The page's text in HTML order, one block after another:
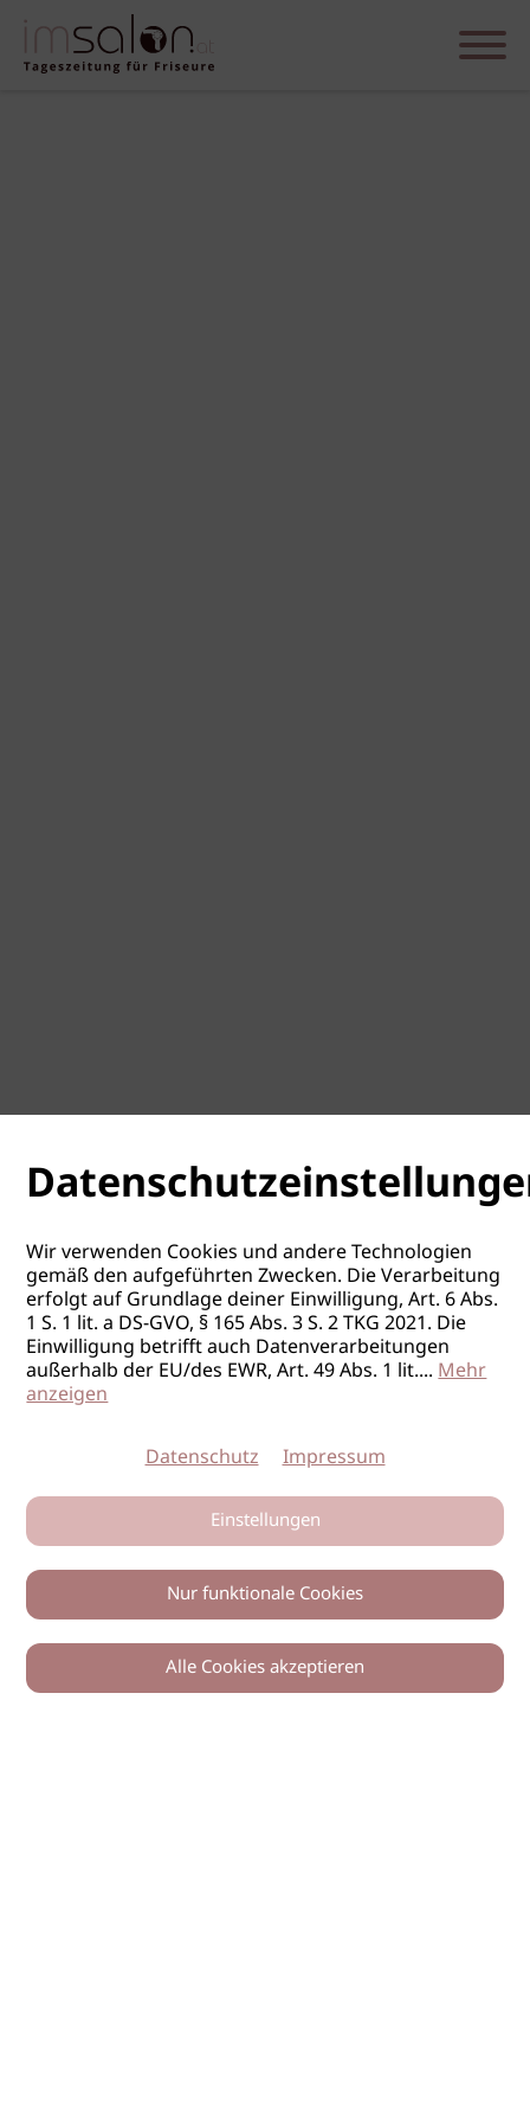
Wir verwenden Cookies und andere Technologien
gemäß den aufgeführten Zwecken. Die Verarbeitung
erfolgt auf Grundlage deiner Einwilligung, Art. 6 Abs.
1 S. 1 lit. a DS-GVO, § 165 Abs. 3 S. 2 TKG 2021. Die
Einwilligung betrifft auch Datenverarbeitungen
außerhalb der EU/des EWR, Art. 49 Abs. 1 lit....Mehr
anzeigen
Datenschutz Impressum
Einstellungen
Nur funktionale Cookies
Alle Cookies akzeptieren